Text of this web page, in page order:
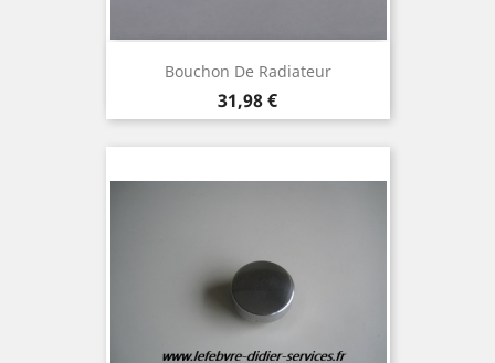
Bouchon De Radiateur
Prix
31,98 €